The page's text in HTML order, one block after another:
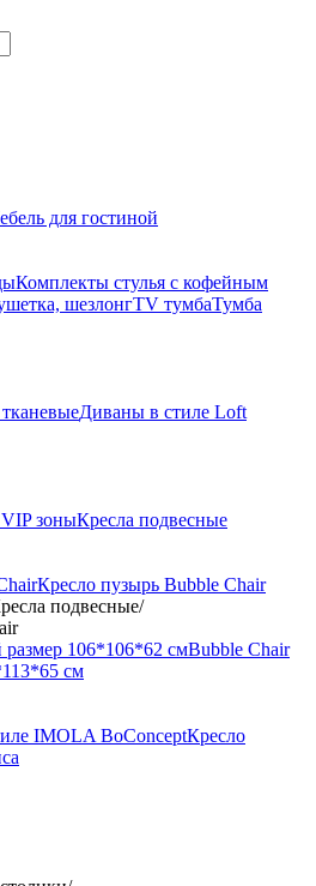
для гостиной
Комплекты стулья с кофейным
шезлонгTV тумбаТумба
Диваны в стиле Loft
VIP зоныКресла подвесные
Кресло пузырь Bubble Chair
подвесные/
размер 106*106*62 смBubble Chair
см
IMOLA BoConceptКресло